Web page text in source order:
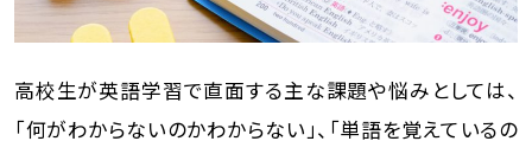
高校生が英語学習で直面する主な課題や悩みとしては、
「何がわからないのかわからない」、「単語を覚えているの